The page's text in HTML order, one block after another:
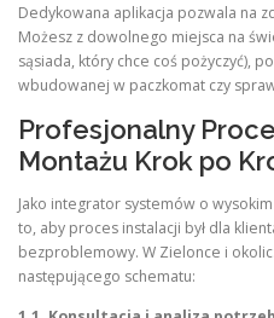
Dedykowana aplikacja pozwala na
Możesz z dowolnego miejsca na
sąsiada, który chce coś pożyczyć),
wbudowanej w paczkomat czy
Profesjonalny
Montażu Krok po
Jako integrator systemów o
to, aby proces instalacji był dla
bezproblemowy. W Zielonce i
następującego schematu: